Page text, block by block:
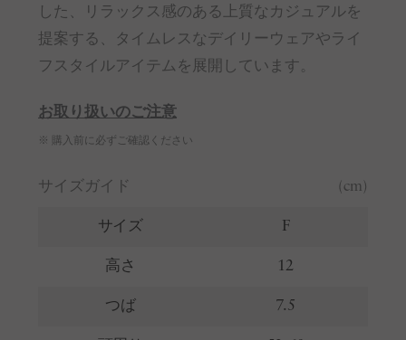
した、リラックス感のある上質なカジュアルを
提案する、タイムレスなデイリーウェアやライ
フスタイルアイテムを展開しています。
お取り扱いのご注意
※ 購入前に必ずご確認ください
サイズガイド (cm)
サイズ F
高さ 12
つば 7.5